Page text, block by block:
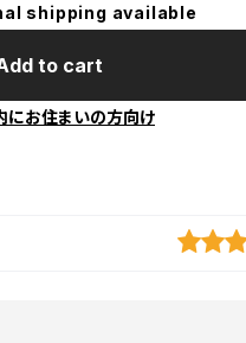
shipping available
to cart
にお住まいの方向け